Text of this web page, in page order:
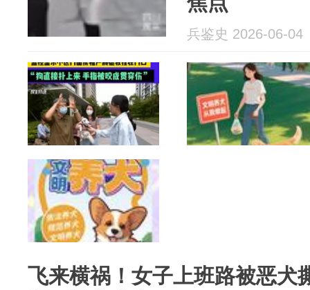
兵鉴史 2026-06-04
飞来横祸！女子上班路被恶犬